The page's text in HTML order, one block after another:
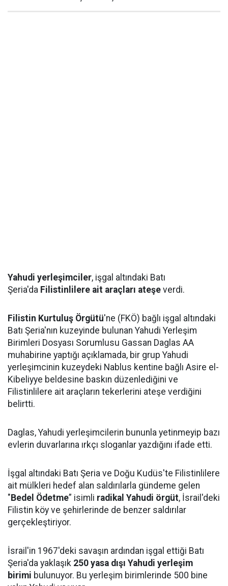
Yahudi yerleşimciler, işgal altındaki Batı
Şeria'da Filistinlilere ait araçları ateşe verdi.
Filistin Kurtuluş Örgütü'ne (FKÖ) bağlı işgal altındaki
Batı Şeria'nın kuzeyinde bulunan Yahudi Yerleşim
Birimleri Dosyası Sorumlusu Gassan Daglas AA
muhabirine yaptığı açıklamada, bir grup Yahudi
yerleşimcinin kuzeydeki Nablus kentine bağlı Asire el-
Kibeliyye beldesine baskın düzenlediğini ve
Filistinlilere ait araçların tekerlerini ateşe verdiğini
belirtti.
Daglas, Yahudi yerleşimcilerin bununla yetinmeyip bazı
evlerin duvarlarına ırkçı sloganlar yazdığını ifade etti.
İşgal altındaki Batı Şeria ve Doğu Kudüs'te Filistinlilere
ait mülkleri hedef alan saldırılarla gündeme gelen
" Bedel Ödetme” isimli radikal Yahudi örgüt, İsrail'deki
Filistin köy ve şehirlerinde de benzer saldırılar
gerçekleştiriyor.
İsrail'in 1967'deki savaşın ardından işgal ettiği Batı
Şeria'da yaklaşık 250 yasa dışı Yahudi yerleşim
birimi bulunuyor. Bu yerleşim birimlerinde 500 bine